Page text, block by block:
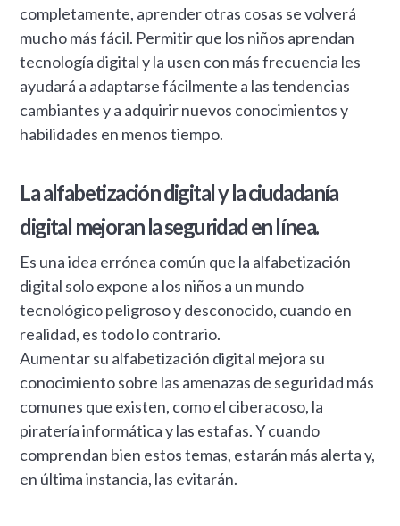
completamente, aprender otras cosas se volverá
mucho más fácil. Permitir que los niños aprendan
tecnología digital y la usen con más frecuencia les
ayudará a adaptarse fácilmente a las tendencias
cambiantes y a adquirir nuevos conocimientos y
habilidades en menos tiempo.
La alfabetización digital y la ciudadanía
digital mejoran la seguridad en línea.
Es una idea errónea común que la alfabetización
digital solo expone a los niños a un mundo
tecnológico peligroso y desconocido, cuando en
realidad, es todo lo contrario.
Aumentar su alfabetización digital mejora su
conocimiento sobre las amenazas de seguridad más
comunes que existen, como el ciberacoso, la
piratería informática y las estafas. Y cuando
comprendan bien estos temas, estarán más alerta y,
en última instancia, las evitarán.